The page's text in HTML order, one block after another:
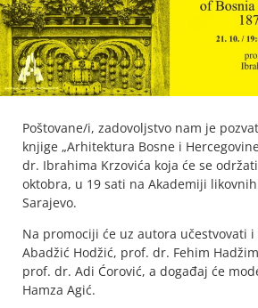
Poštovane/i, zadovoljstvo nam je
knjige „Arhitektura Bosne i
dr. Ibrahima Krzovića koja će se
oktobra, u 19 sati na Akademiji
Sarajevo.
Na promociji će uz autora učestvovati
Abadžić Hodžić, prof. dr. Fehim
prof. dr. Adi Ćorović, a događaj će
Hamza Agić.